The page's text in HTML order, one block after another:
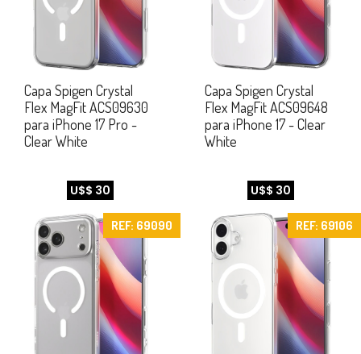
Capa Spigen Crystal
Flex MagFit ACS09630
para iPhone 17 Pro -
Clear White
U$$ 30
Capa Spigen Crystal
Flex MagFit ACS09648
para iPhone 17 - Clear
White
U$$ 30
REF: 69090 REF: 69106